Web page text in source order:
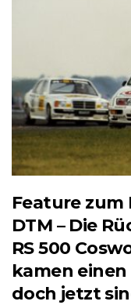
Feature zum
DTM – Die
RS 500
kamen
doch jetzt